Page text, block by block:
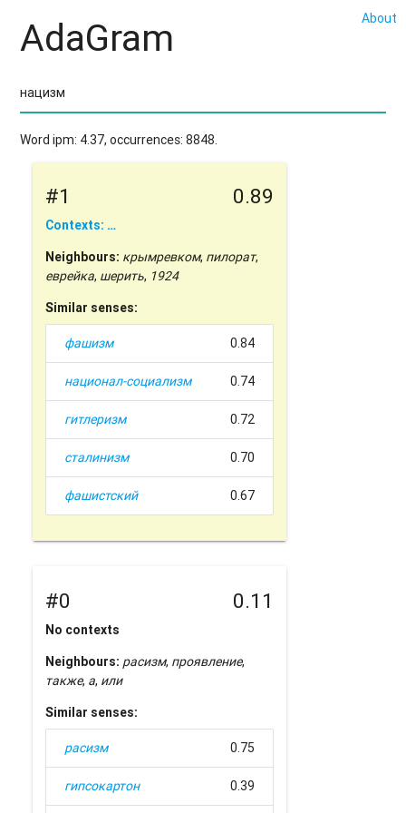
About
AdaGram
Word ipm: 4.37, occurrences: 8848.
#1 0.89
Contexts: …
Neighbours: крымревком, пилорат,
еврейка, шерить, 1924
Similar senses:
фашизм 0.84
национал-социализм 0.74
гитлеризм 0.72
сталинизм 0.70
фашистский 0.67
#0 0.11
No contexts
Neighbours: расизм, проявление,
также, а, или
Similar senses:
расизм 0.75
гипсокартон 0.39